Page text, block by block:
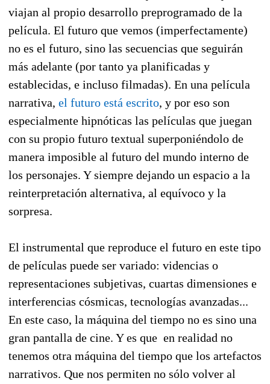
viajan al propio desarrollo preprogramado de la
película. El futuro que vemos (imperfectamente)
no es el futuro, sino las secuencias que seguirán
más adelante (por tanto ya planificadas y
establecidas, e incluso filmadas). En una película
narrativa, el futuro está escrito, y por eso son
especialmente hipnóticas las películas que juegan
con su propio futuro textual superponiéndolo de
manera imposible al futuro del mundo interno de
los personajes. Y siempre dejando un espacio a la
reinterpretación alternativa, al equívoco y la
sorpresa.
El instrumental que reproduce el futuro en este tipo
de películas puede ser variado: videncias o
representaciones subjetivas, cuartas dimensiones e
interferencias cósmicas, tecnologías avanzadas...
En este caso, la máquina del tiempo no es sino una
gran pantalla de cine. Y es que en realidad no
tenemos otra máquina del tiempo que los artefactos
narrativos. Que nos permiten no sólo volver al